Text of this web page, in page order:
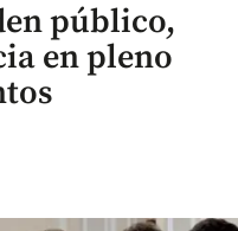
público,
en pleno